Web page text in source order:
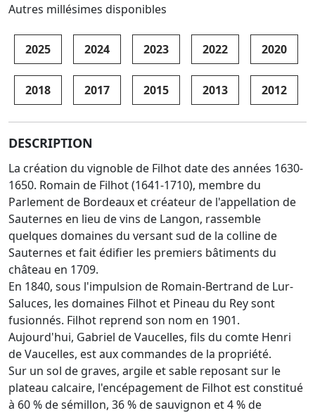
Autres millésimes disponibles
2025 2024 2023 2022 2020
2018 2017 2015 2013 2012
DESCRIPTION
La création du vignoble de Filhot date des années 1630-
1650. Romain de Filhot (1641-1710), membre du
Parlement de Bordeaux et créateur de l'appellation de
Sauternes en lieu de vins de Langon, rassemble
quelques domaines du versant sud de la colline de
Sauternes et fait édifier les premiers bâtiments du
château en 1709.
En 1840, sous l'impulsion de Romain-Bertrand de Lur-
Saluces, les domaines Filhot et Pineau du Rey sont
fusionnés. Filhot reprend son nom en 1901.
Aujourd'hui, Gabriel de Vaucelles, fils du comte Henri
de Vaucelles, est aux commandes de la propriété.
Sur un sol de graves, argile et sable reposant sur le
plateau calcaire, l'encépagement de Filhot est constitué
à 60 % de sémillon, 36 % de sauvignon et 4 % de